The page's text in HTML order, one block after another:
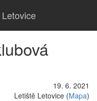
19. 6. 2021
Letiště Letovice (Mapa)